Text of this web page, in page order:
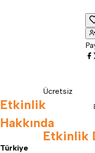
Etkinlik
Hakkında
Türkiye
Ücretsiz
Etkinlik